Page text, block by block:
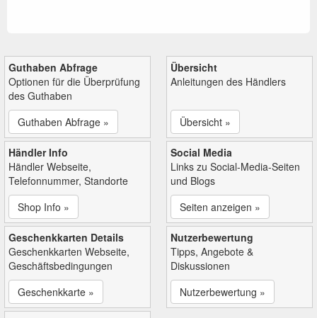
Guthaben Abfrage
Optionen für die Überprüfung
des Guthaben
Guthaben Abfrage »
Übersicht
Anleitungen des Händlers
Übersicht »
Händler Info
Händler Webseite,
Telefonnummer, Standorte
Shop Info »
Social Media
Links zu Social-Media-Seiten
und Blogs
Seiten anzeigen »
Geschenkkarten Details
Geschenkkarten Webseite,
Geschäftsbedingungen
Geschenkkarte »
Nutzerbewertung
Tipps, Angebote &
Diskussionen
Nutzerbewertung »